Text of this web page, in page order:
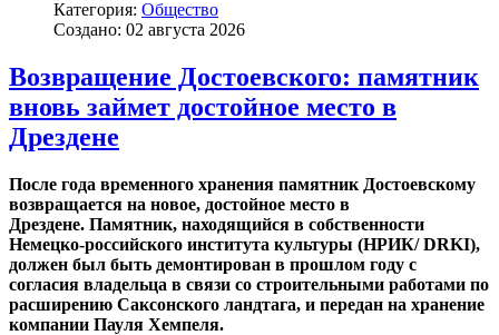
Категория: Общество
Создано: 02 августа 2026
Возвращение Достоевского: памятник
вновь займет достойное место в
Дрездене
После года временного хранения памятник Достоевскому
возвращается на новое, достойное место в
Дрездене. Памятник, находящийся в собственности
Немецко-российского института культуры (НРИК/ DRKI),
должен был быть демонтирован в прошлом году с
согласия владельца в связи со строительными работами по
расширению Саксонского ландтага, и передан на хранение
компании Пауля Хемпеля.